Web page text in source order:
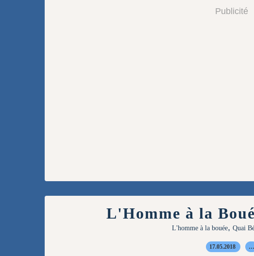
Publicité
L'Homme à la
L'homme à la bouée, Quai
17.05.2018 …